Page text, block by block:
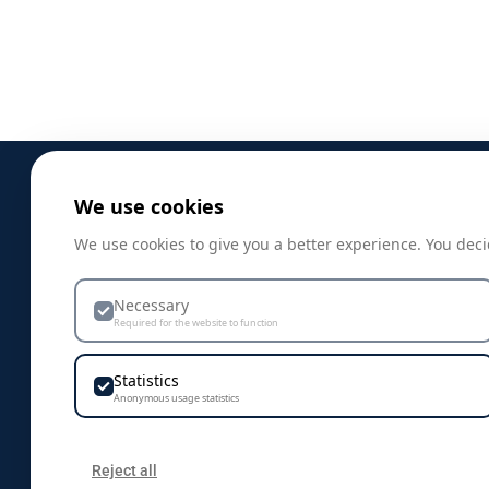
Profilklær
Profilprodukter
Nyheter
Mat og drikkeprodukter
Caps, luer & hodeplagg
We use cookies
We use cookies to give you a better experience. You
Necessary
Required for the website to function
Statistics
Anonymous usage statistics
Reject all